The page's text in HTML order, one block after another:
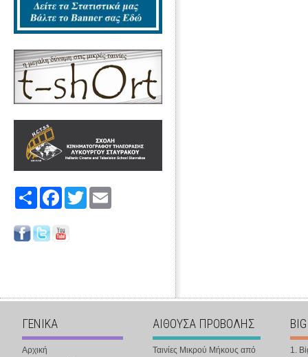
Share FacebookTwitter
ΓΕΝΙΚΑ
Αρχική
ΑΙΘΟΥΣΑ ΠΡΟΒΟΛΗΣ
Ταινίες Μικρού Μήκους από
1.